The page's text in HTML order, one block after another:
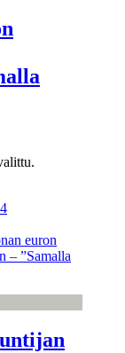
euron
– ”Samalla